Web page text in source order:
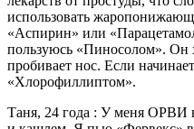
использовать
«Аспирин» или
пользуюсь «Пиносолом». Он
пробивает нос. Если
«Хлорофиллиптом».
Таня, 24 года :­ У меня ОРВИ